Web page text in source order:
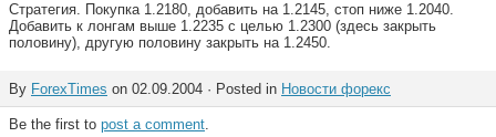
Стратегия. Покупка 1.2180, добавить на 1.2145, стоп ниже 1.2040.
Добавить к лонгам выше 1.2235 с целью 1.2300 (здесь закрыть
половину), другую половину закрыть на 1.2450.
By ForexTimes on 02.09.2004 · Posted in Новости форекс
Be the first to post a comment.